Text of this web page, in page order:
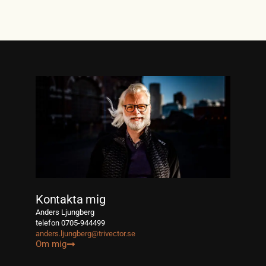
Kontakta mig
Anders Ljungberg
telefon 0705-944499
anders.ljungberg@trivector.se
Om mig